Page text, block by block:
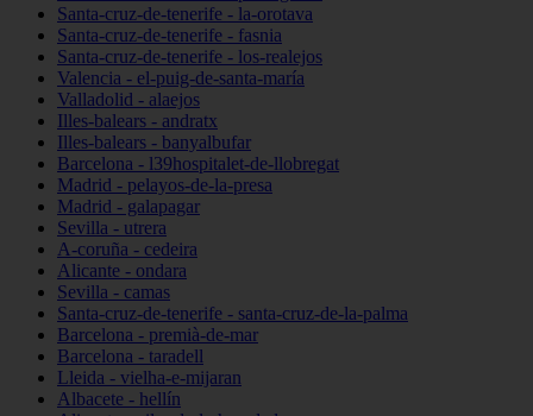
Santa-cruz-de-tenerife - la-orotava
Santa-cruz-de-tenerife - fasnia
Santa-cruz-de-tenerife - los-realejos
Valencia - el-puig-de-santa-maría
Valladolid - alaejos
Illes-balears - andratx
Illes-balears - banyalbufar
Barcelona - l39hospitalet-de-llobregat
Madrid - pelayos-de-la-presa
Madrid - galapagar
Sevilla - utrera
A-coruña - cedeira
Alicante - ondara
Sevilla - camas
Santa-cruz-de-tenerife - santa-cruz-de-la-palma
Barcelona - premià-de-mar
Barcelona - taradell
Lleida - vielha-e-mijaran
Albacete - hellín